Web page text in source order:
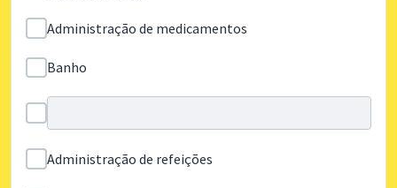
Administração de medicamentos
Banho
Administração de refeições